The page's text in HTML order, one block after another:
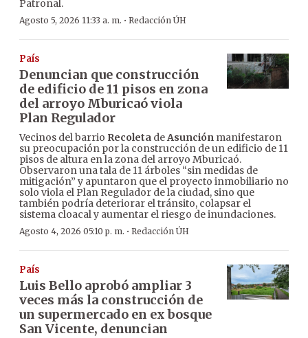
Patronal.
Agosto 5, 2026 11:33 a. m. · Redacción ÚH
País
Denuncian que construcción
de edificio de 11 pisos en zona
del arroyo Mburicaó viola
Plan Regulador
Vecinos del barrio Recoleta deAsunción manifestaron
su preocupación por la construcción de un edificio de 11
pisos de altura en la zona del arroyo Mburicaó.
Observaron una tala de 11 árboles “sin medidas de
mitigación” y apuntaron que el proyecto inmobiliario no
solo viola el Plan Regulador de la ciudad, sino que
también podría deteriorar el tránsito, colapsar el
sistema cloacal y aumentar el riesgo de inundaciones.
Agosto 4, 2026 05:10 p. m. · Redacción ÚH
País
Luis Bello aprobó ampliar 3
veces más la construcción de
un supermercado en ex bosque
San Vicente, denuncian